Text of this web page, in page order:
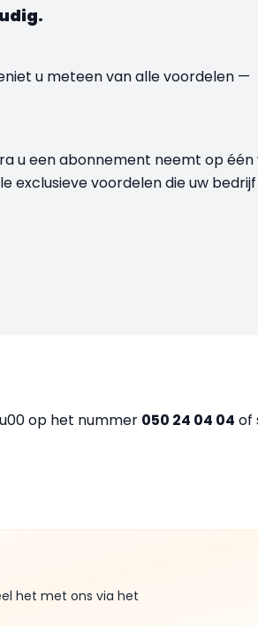
u meteen van alle voordelen —
u een abonnement neemt op één
exclusieve voordelen die uw bedrijf
op het nummer 050 24 04 04 of
het met ons via het